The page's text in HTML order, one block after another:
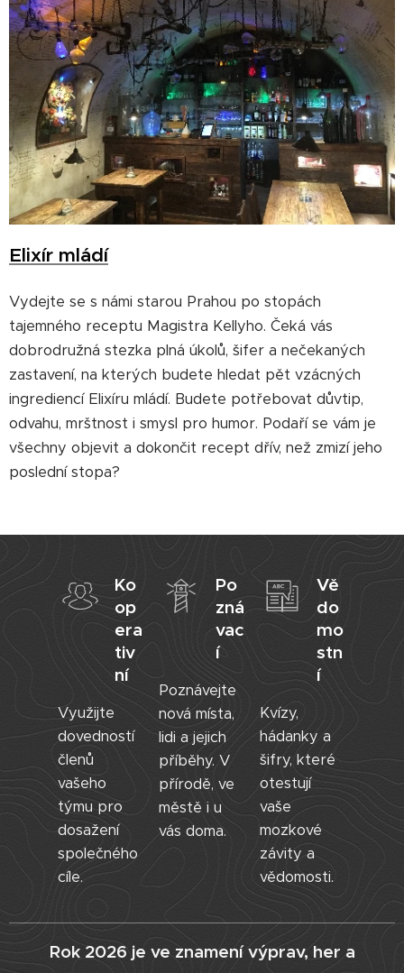
Elixír mládí
Vydejte se s námi starou Prahou po stopách
tajemného receptu Magistra Kellyho. Čeká vás
dobrodružná stezka plná úkolů, šifer a nečekaných
zastavení, na kterých budete hledat pět vzácných
ingrediencí Elixíru mládí. Budete potřebovat důvtip,
odvahu, mrštnost i smysl pro humor. Podaří se vám je
všechny objevit a dokončit recept dřív, než zmizí jeho
poslední stopa?
Ko
op
era
tiv
ní
Využijte
dovedností
členů
vašeho
týmu pro
dosažení
společného
cíle.
Po
zná
vac
í
Poznávejte
nová místa,
lidi a jejich
příběhy. V
přírodě, ve
městě i u
vás doma.
Vě
do
mo
stn
í
Kvízy,
hádanky a
šifry, které
otestují
vaše
mozkové
závity a
vědomosti.
Rok 2026 je ve znamení výprav, her a